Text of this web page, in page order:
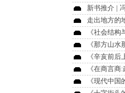
新书推介 |
走出地方的
《社会结
《那方山
《辛亥前
《在商言
《现代中